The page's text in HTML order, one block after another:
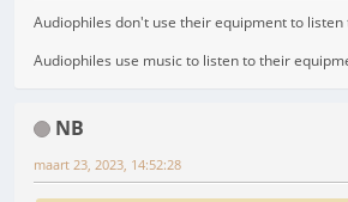
Audiophiles don't use their equipment to listen
Audiophiles use music to listen to their
NB
maart 23, 2023, 14:52:28